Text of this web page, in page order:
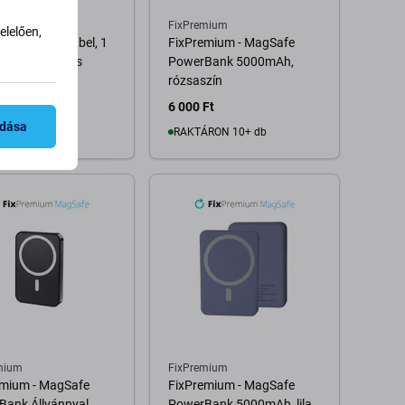
/ USB-C kábel, 1
kompatibilis
4 000 Ft
10+ db
FixPremium
FixPremium - MagSafe
PowerBank 5000mAh,
rózsaszín
6 000 Ft
RAKTÁRON 10+ db
- MagSafe
FixPremium
FixPremium - MagSafe